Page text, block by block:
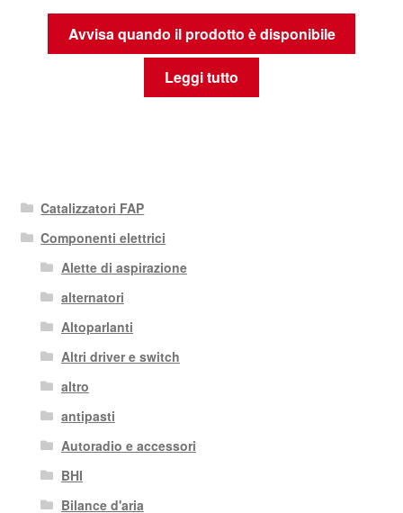
Avvisa quando il prodotto è disponibile
Leggi tutto
Catalizzatori FAP
Componenti elettrici
Alette di aspirazione
alternatori
Altoparlanti
Altri driver e switch
altro
antipasti
Autoradio e accessori
BHI
Bilance d'aria